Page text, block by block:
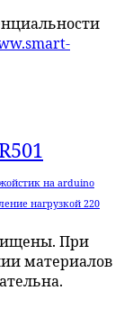
на arduino
нагрузкой 220
При
материалов